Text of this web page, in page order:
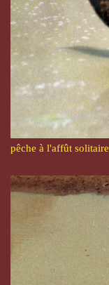
pêche à l'affût solitaire